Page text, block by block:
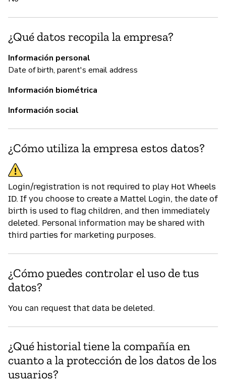
¿Qué datos recopila la empresa?
Información personal
Date of birth, parent's email address
Información biométrica
Información social
¿Cómo utiliza la empresa estos datos?
Login/registration is not required to play Hot Wheels
ID. If you choose to create a Mattel Login, the date of
birth is used to flag children, and then immediately
deleted. Personal information may be shared with
third parties for marketing purposes.
¿Cómo puedes controlar el uso de tus
datos?
You can request that data be deleted.
¿Qué historial tiene la compañía en
cuanto a la protección de los datos de los
usuarios?